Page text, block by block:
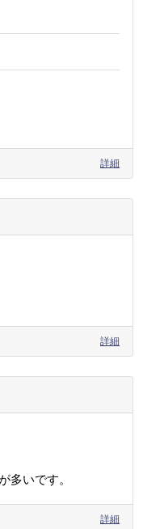
詳細
詳細
多いです。
詳細